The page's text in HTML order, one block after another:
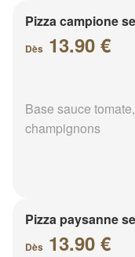
Pizza campione
Dès 13.90 €
Base sauce
champignons
Pizza paysanne
Dès 13.90 €